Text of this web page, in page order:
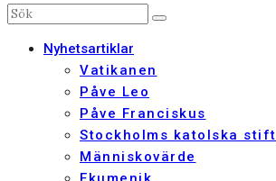
Nyhetsartiklar
Vatikanen
Påve Leo
Påve Franciskus
Stockholms katolska stift
Människovärde